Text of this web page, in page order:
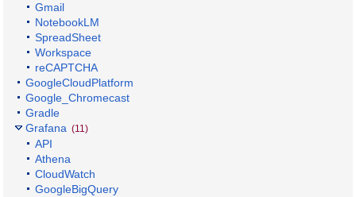
Gmail
NotebookLM
SpreadSheet
Workspace
reCAPTCHA
GoogleCloudPlatform
Google_Chromecast
Gradle
Grafana (11)
API
Athena
CloudWatch
GoogleBigQuery